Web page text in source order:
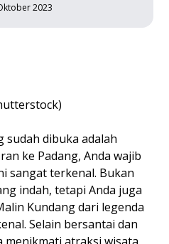
2023
sudah dibuka adalah
ke Padang, Anda wajib
sangat terkenal. Bukan
indah, tetapi Anda juga
Kundang dari legenda
Selain bersantai dan